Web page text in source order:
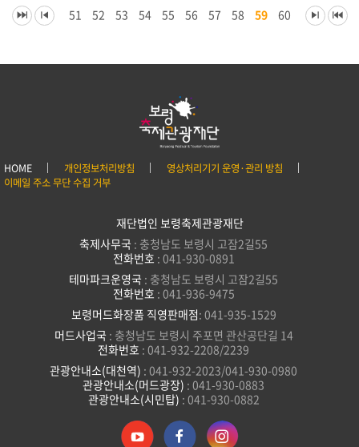
51 52 53 54 55 56 57 58 59 60
HOME 개인정보처리방침
영상처리기기 운영·관리 방침
이메일 주소 무단 수집 거부
재단법인 보령축제관광재단
축제사무국 : 충청남도 보령시 고잠2길55
전화번호 : 041-930-0891
테마파크운영국 : 충청남도 보령시 고잠2길55
전화번호 : 041-936-9475
보령머드화장품 직영판매점: 041-935-1529
머드사업국 : 충청남도 보령시 주포면 관산공단길 14
전화번호 : 041-932-2208/2239
관광안내소(대천역) : 041-932-2023/041-930-0980
관광안내소(머드광장) : 041-930-0883
관광안내소(시민탑) : 041-930-0882